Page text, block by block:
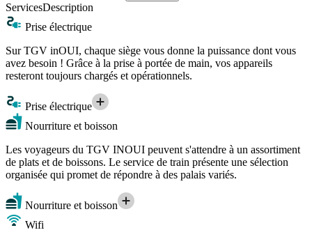
ServicesDescription
Prise électrique
Sur TGV inOUI, chaque siège vous donne la puissance dont vous
avez besoin ! Grâce à la prise à portée de main, vos appareils
resteront toujours chargés et opérationnels.
Prise électrique
Nourriture et boisson
Les voyageurs du TGV INOUI peuvent s'attendre à un assortiment
de plats et de boissons. Le service de train présente une sélection
organisée qui promet de répondre à des palais variés.
Nourriture et boisson
Wifi